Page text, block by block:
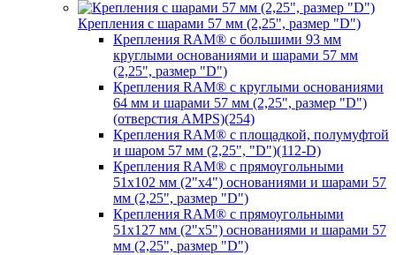
Крепления с шарами 57 мм (2,25", размер "D")
Крепления RAM® с большими 93 мм
круглыми основаниями и шарами 57 мм
(2,25", размер "D")
Крепления RAM® с круглыми основаниями
64 мм и шарами 57 мм (2,25", размер "D")
(отверстия AMPS)(254)
Крепления RAM® с площадкой, полумуфтой
и шаром 57 мм (2,25", "D")(112-D)
Крепления RAM® с прямоугольными
51х102 мм (2"х4") основаниями и шарами 57
мм (2,25", размер "D")
Крепления RAM® с прямоугольными
51х127 мм (2"х5") основаниями и шарами 57
мм (2,25", размер "D")